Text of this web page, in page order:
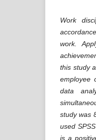
Work
work.
this study
employee
data
study was
used
is a